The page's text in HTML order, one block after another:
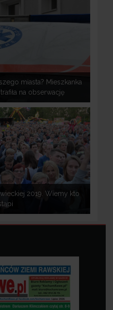
miasta? Mieszkanka
na obserwację
2019. Wiemy kto